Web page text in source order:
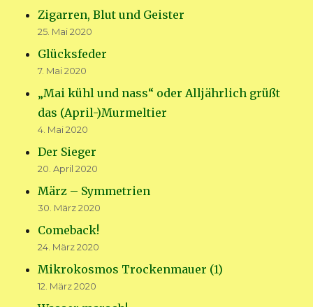
Zigarren, Blut und Geister
25. Mai 2020
Glücksfeder
7. Mai 2020
„Mai kühl und nass“ oder Alljährlich grüßt
das (April-)Murmeltier
4. Mai 2020
Der Sieger
20. April 2020
März – Symmetrien
30. März 2020
Comeback!
24. März 2020
Mikrokosmos Trockenmauer (1)
12. März 2020